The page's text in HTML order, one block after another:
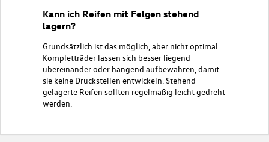
Kann ich Reifen mit Felgen stehend
lagern?
Grundsätzlich ist das möglich, aber nicht optimal.
Kompletträder lassen sich besser liegend
übereinander oder hängend aufbewahren, damit
sie keine Druckstellen entwickeln. Stehend
gelagerte Reifen sollten regelmäßig leicht gedreht
werden.